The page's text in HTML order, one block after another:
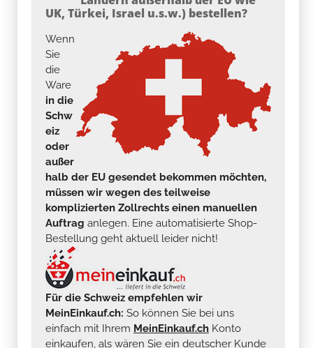
UK, Türkei, Israel u.s.w.) bestellen?
Wenn
Sie
die
Ware
in die
Schw
eiz
oder
außer
halb der EU gesendet bekommen möchten,
müssen wir wegen des teilweise
komplizierten Zollrechts einen manuellen
Auftrag anlegen. Eine automatisierte Shop-
Bestellung geht aktuell leider nicht!
Für die Schweiz empfehlen wir
MeinEinkauf.ch: So können Sie bei uns
einfach mit Ihrem MeinEinkauf.ch Konto
einkaufen, als wären Sie ein deutscher Kunde